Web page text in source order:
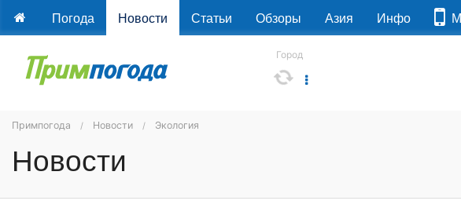
Погода Новости Статьи Обзоры Азия Инфо
Город
Примпогода Новости Экология
Новости